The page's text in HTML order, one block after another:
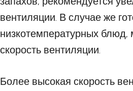
вентиляции. В случае же
низкотемпературных
скорость вентиляции.
Более высокая скорость